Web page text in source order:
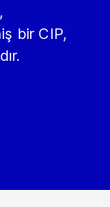
bir CIP,